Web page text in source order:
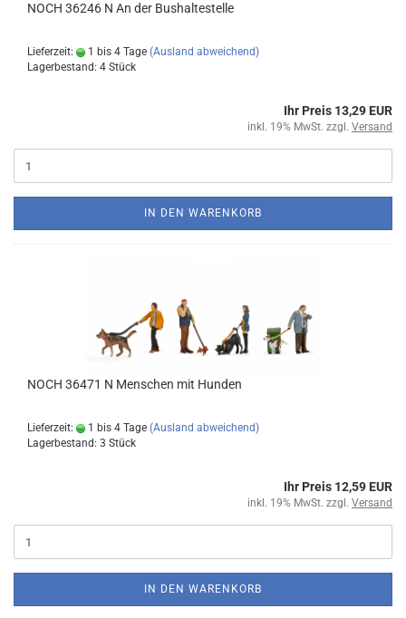
NOCH 36246 N An der Bushaltestelle
Lieferzeit: 1 bis 4 Tage (Ausland abweichend)
Lagerbestand: 4 Stück
Ihr Preis 13,29 EUR
inkl. 19% MwSt. zzgl. Versand
IN DEN WARENKORB
NOCH 36471 N Menschen mit Hunden
Lieferzeit: 1 bis 4 Tage (Ausland abweichend)
Lagerbestand: 3 Stück
Ihr Preis 12,59 EUR
inkl. 19% MwSt. zzgl. Versand
IN DEN WARENKORB